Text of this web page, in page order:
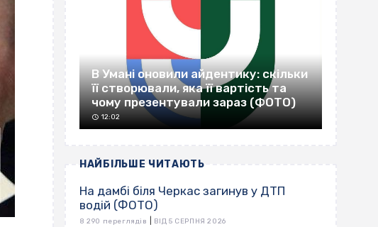
В Умані оновили айдентику: скільки
її створювали, яка її вартість та
чому презентували зараз (ФОТО)
12:02
НАЙБІЛЬШЕ ЧИТАЮТЬ
На дамбі біля Черкас загинув у ДТП
водій (ФОТО)
8 290 переглядів ВІД 5 СЕРПНЯ 2026